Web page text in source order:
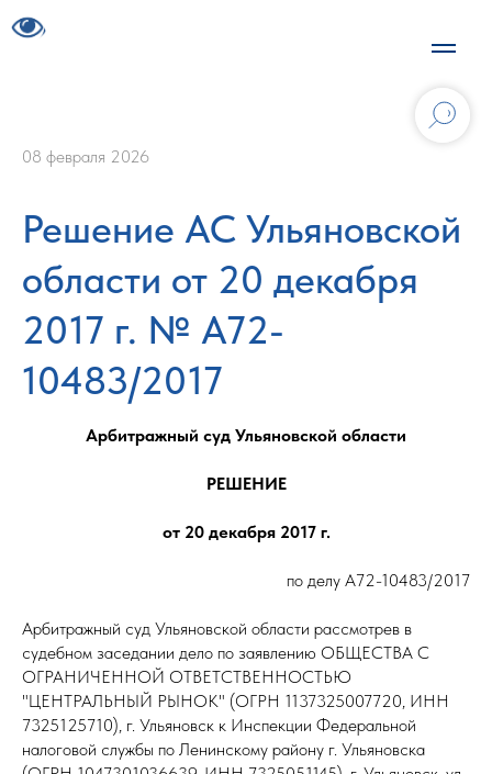
08 февраля 2026
Решение АС Ульяновской
области от 20 декабря
2017 г. № А72-
10483/2017
Арбитражный суд Ульяновской области
РЕШЕНИЕ
от 20 декабря 2017 г.
по делу А72-10483/2017
Арбитражный суд Ульяновской области рассмотрев в
судебном заседании дело по заявлению ОБЩЕСТВА С
ОГРАНИЧЕННОЙ ОТВЕТСТВЕННОСТЬЮ
"ЦЕНТРАЛЬНЫЙ РЫНОК" (ОГРН 1137325007720, ИНН
7325125710), г. Ульяновск к Инспекции Федеральной
налоговой службы по Ленинскому району г. Ульяновска